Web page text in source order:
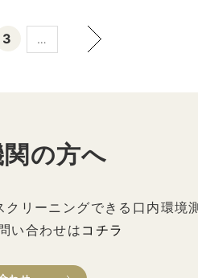
3 …
の方へ
リーニングできる口内環境
い合わせは コチラ